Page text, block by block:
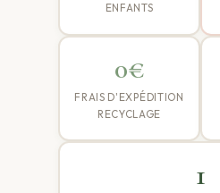
ENFANTS
0€
FRAIS D'EXPÉDITION
RECYCLAGE
1